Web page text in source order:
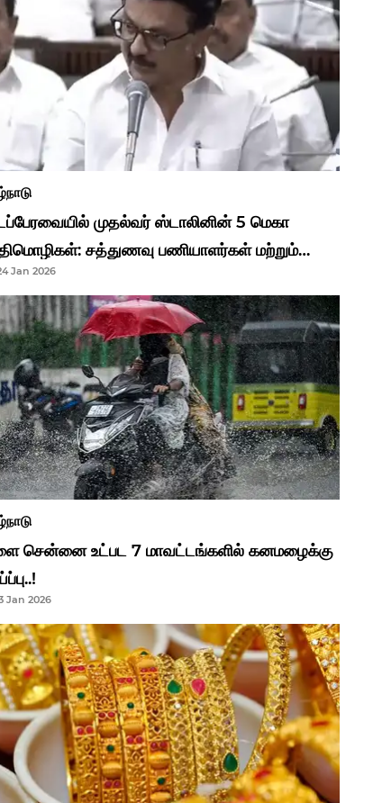
முதல்வர் ஸ்டாலினின் 5 மெகா
சத்துணவு பணியாளர்கள் மற்றும்
ஜாக்பாட்!
Jan 2026
சென்னை உட்பட 7 மாவட்டங்களில் கனமழைக்கு
Jan 2026